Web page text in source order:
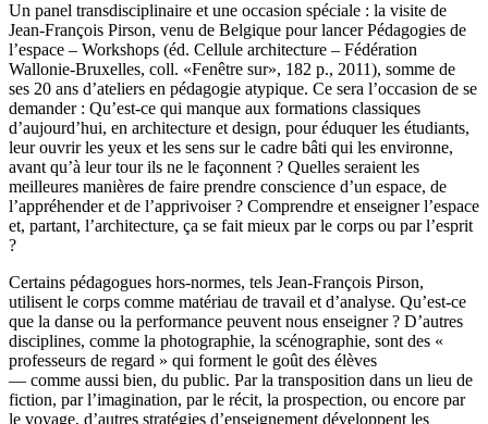
Un panel transdisciplinaire et une occasion spéciale : la visite de
Jean-François Pirson, venu de Belgique pour lancer Pédagogies de
l’espace – Workshops (éd. Cellule architecture – Fédération
Wallonie-Bruxelles, coll. «Fenêtre sur», 182 p., 2011), somme de
ses 20 ans d’ateliers en pédagogie atypique. Ce sera l’occasion de se
demander : Qu’est-ce qui manque aux formations classiques
d’aujourd’hui, en architecture et design, pour éduquer les étudiants,
leur ouvrir les yeux et les sens sur le cadre bâti qui les environne,
avant qu’à leur tour ils ne le façonnent ? Quelles seraient les
meilleures manières de faire prendre conscience d’un espace, de
l’appréhender et de l’apprivoiser ? Comprendre et enseigner l’espace
et, partant, l’architecture, ça se fait mieux par le corps ou par l’esprit
?
Certains pédagogues hors-normes, tels Jean-François Pirson,
utilisent le corps comme matériau de travail et d’analyse. Qu’est-ce
que la danse ou la performance peuvent nous enseigner ? D’autres
disciplines, comme la photographie, la scénographie, sont des «
professeurs de regard » qui forment le goût des élèves
— comme aussi bien, du public. Par la transposition dans un lieu de
fiction, par l’imagination, par le récit, la prospection, ou encore par
le voyage, d’autres stratégies d’enseignement développent les